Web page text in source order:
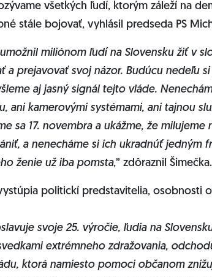
všetkých ľudí, ktorým záleží na
stále bojovať, vyhlásil predseda PS
miliónom ľudí na Slovensku žiť v
a prejavovať svoj názor. Budúcu nedeľu
aj jasný signál tejto vláde.
ani kamerovými systémami, ani tajnou
sa 17. novembra a ukážme, že
a nenecháme si ich ukradnúť jedným
ženie už iba pomsta,” zdôraznil Šimečka.
politickí predstavitelia, osobnosti
svoje 25. výročie, ľudia na
extrémneho zdražovania,
ktorá namiesto pomoci občanom